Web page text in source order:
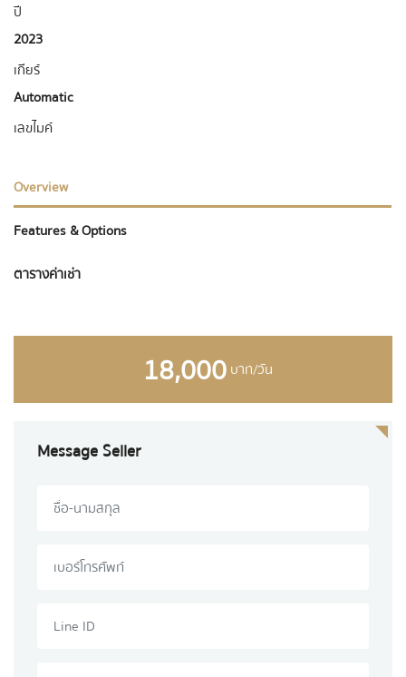
ปี
2023
เกียร์
Automatic
เลขไมค์
Overview
Features & Options
ตารางค่าเช่า
18,000บาท/วัน
Message Seller